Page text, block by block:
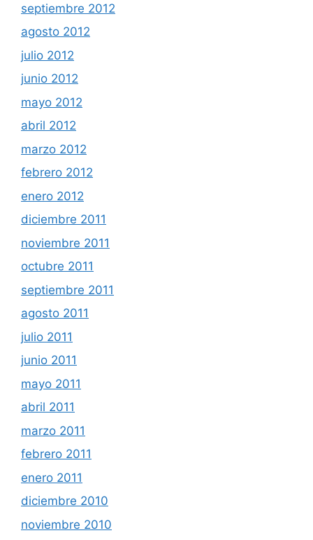
septiembre 2012
agosto 2012
julio 2012
junio 2012
mayo 2012
abril 2012
marzo 2012
febrero 2012
enero 2012
diciembre 2011
noviembre 2011
octubre 2011
septiembre 2011
agosto 2011
julio 2011
junio 2011
mayo 2011
abril 2011
marzo 2011
febrero 2011
enero 2011
diciembre 2010
noviembre 2010